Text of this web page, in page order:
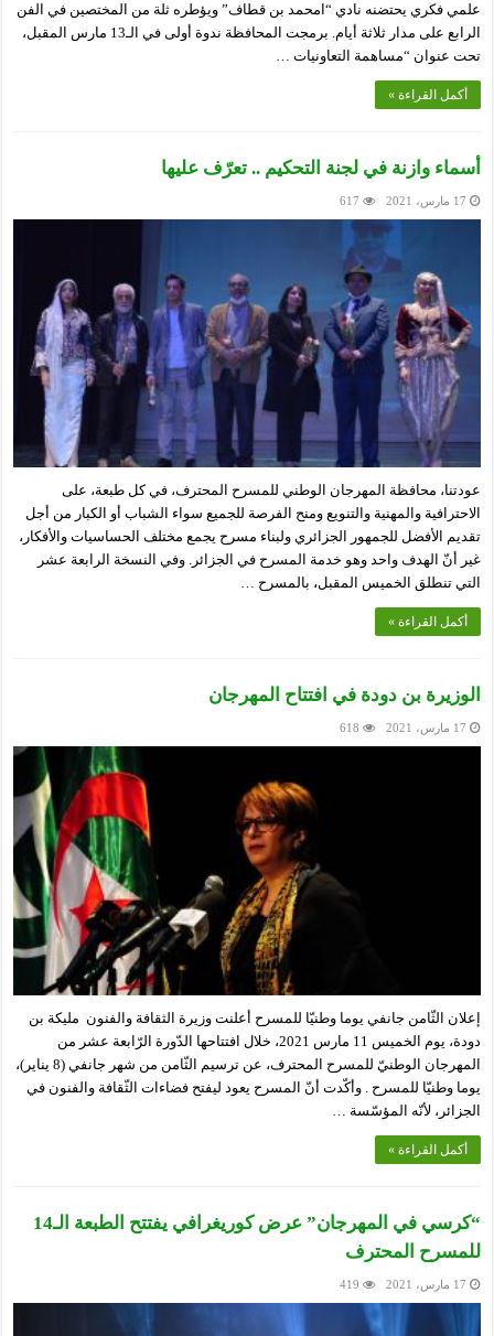
علمي فكري يحتضنه نادي “امحمد بن قطاف” ويؤطره ثلة من المختصين في الفن
الرابع على مدار ثلاثة أيام. برمجت المحافظة ندوة أولى في الـ13 مارس المقبل،
تحت عنوان “مساهمة التعاونيات …
أكمل القراءة »
أسماء وازنة في لجنة التحكيم .. تعرّف عليها
17 مارس، 2021 617
عودتنا، محافظة المهرجان الوطني للمسرح المحترف، في كل طبعة، على
الاحترافية والمهنية والتنويع ومنح الفرصة للجميع سواء الشباب أو الكبار من أجل
تقديم الأفضل للجمهور الجزائري ولبناء مسرح يجمع مختلف الحساسيات والأفكار،
غير أنّ الهدف واحد وهو خدمة المسرح في الجزائر. وفي النسخة الرابعة عشر
التي تنطلق الخميس المقبل، بالمسرح …
أكمل القراءة »
الوزيرة بن دودة في افتتاح المهرجان
17 مارس، 2021 618
إعلان الثّامن جانفي يوما وطنيّا للمسرح أعلنت وزيرة الثقافة والفنون مليكة بن
دودة، يوم الخميس 11 مارس 2021، خلال افتتاحها الدّورة الرّابعة عشر من
المهرجان الوطنيّ للمسرح المحترف، عن ترسيم الثّامن من شهر جانفي (8 يناير)،
يوما وطنيّا للمسرح . وأكّدت أنّ المسرح يعود ليفتح فضاءات الثّقافة والفنون في
الجزائر، لأنّه المؤسّسة …
أكمل القراءة »
“كرسي في المهرجان” عرض كوريغرافي يفتتح الطبعة الـ14
للمسرح المحترف
17 مارس، 2021 419